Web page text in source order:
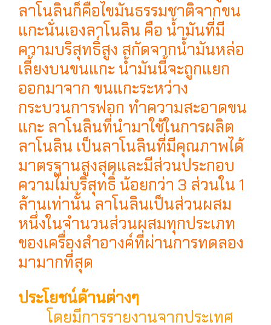
ลาโนลินก็คือไขมันธรรมชาติจากขน
แกะนั่นเองลาโนลิน คือ น้ำมันที่มี
ความบริสุทธิ์สูง สกัดจากน้ำมันหล่อ
เลี้ยงบนขนแกะ น้ำมันนี้จะถูกแยก
ออกมาจาก ขนแกะระหว่าง
กระบวนการฟอก ทำความสะอาดขน
แกะ ลาโนลินที่นำมาใช้ในการผลิต
ลาโนลิน เป็นลาโนลินที่มีคุณภาพได้
มาตรฐานสูงสุดและมีส่วนประกอบ
ความไม่บริสุทธิ์ น้อยกว่า 3 ส่วนใน 1
ล้านเท่านั้น ลาโนลินเป็นส่วนผสม
หนึ่งในจำนวนส่วนผสมทุกประเภท
ของเครื่องสำอางค์ที่ผ่านการทดลอง
มามากที่สุด
ประโยชน์ด้านต่างๆ
โดยมีการรายงานจากประเทศ